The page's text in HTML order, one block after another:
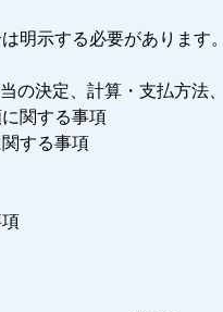
明示する必要があります。
の決定、計算・支払方法
関する事項
する事項